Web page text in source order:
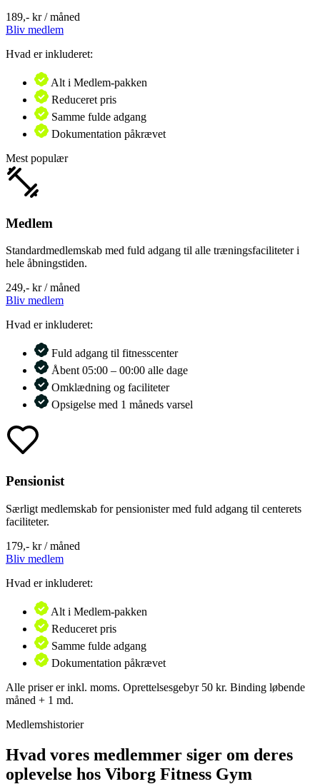
189,- kr / måned
Bliv medlem
Hvad er inkluderet:
Alt i Medlem-pakken
Reduceret pris
Samme fulde adgang
Dokumentation påkrævet
Mest populær
Medlem
Standardmedlemskab med fuld adgang til alle træningsfaciliteter i
hele åbningstiden.
249,- kr / måned
Bliv medlem
Hvad er inkluderet:
Fuld adgang til fitnesscenter
Åbent 05:00 – 00:00 alle dage
Omklædning og faciliteter
Opsigelse med 1 måneds varsel
Pensionist
Særligt medlemskab for pensionister med fuld adgang til centerets
faciliteter.
179,- kr / måned
Bliv medlem
Hvad er inkluderet:
Alt i Medlem-pakken
Reduceret pris
Samme fulde adgang
Dokumentation påkrævet
Alle priser er inkl. moms. Oprettelsesgebyr 50 kr. Binding løbende
måned + 1 md.
Medlemshistorier
Hvad vores medlemmer siger om deres
oplevelse hos Viborg Fitness Gym